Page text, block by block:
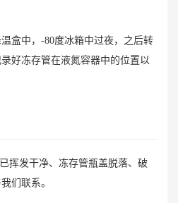
盒中，-80度冰箱中过夜，之后转
好冻存管在液氮容器中的位置以
挥发干净、冻存管瓶盖脱落、破
们联系。